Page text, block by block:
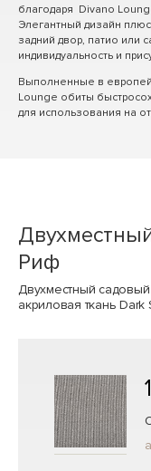
благодаря Divano
Элегантный дизайн
задний двор, патио или
индивидуальность и
Выполненные в
Lounge обиты
для использования на
Риф
Двухместный
акриловая ткань Dark